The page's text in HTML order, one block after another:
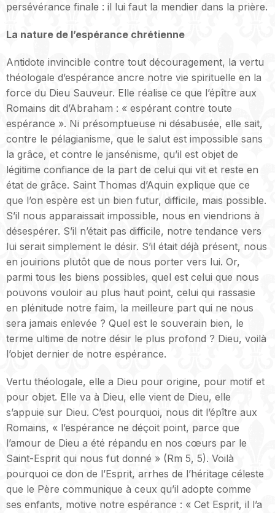
persévérance finale : il lui faut la mendier dans la prière.
La nature de l’espérance chrétienne
Antidote invincible contre tout découragement, la vertu
théologale d’espérance ancre notre vie spirituelle en la
force du Dieu Sauveur. Elle réalise ce que l’épître aux
Romains dit d’Abraham : « espérant contre toute
espérance ». Ni présomptueuse ni désabusée, elle sait,
contre le pélagianisme, que le salut est impossible sans
la grâce, et contre le jansénisme, qu’il est objet de
légitime confiance de la part de celui qui vit et reste en
état de grâce. Saint Thomas d’Aquin explique que ce
que l’on espère est un bien futur, difficile, mais possible.
S’il nous apparaissait impossible, nous en viendrions à
désespérer. S’il n’était pas difficile, notre tendance vers
lui serait simplement le désir. S’il était déjà présent, nous
en jouirions plutôt que de nous porter vers lui. Or,
parmi tous les biens possibles, quel est celui que nous
pouvons vouloir au plus haut point, celui qui rassasie
en plénitude notre faim, la meilleure part qui ne nous
sera jamais enlevée ? Quel est le souverain bien, le
terme ultime de notre désir le plus profond ? Dieu, voilà
l’objet dernier de notre espérance.
Vertu théologale, elle a Dieu pour origine, pour motif et
pour objet. Elle va à Dieu, elle vient de Dieu, elle
s’appuie sur Dieu. C’est pourquoi, nous dit l’épître aux
Romains, « l’espérance ne déçoit point, parce que
l’amour de Dieu a été répandu en nos cœurs par le
Saint-Esprit qui nous fut donné » (Rm 5, 5). Voilà
pourquoi ce don de l’Esprit, arrhes de l’héritage céleste
que le Père communique à ceux qu’il adopte comme
ses enfants, motive notre espérance : « Cet Esprit, il l’a